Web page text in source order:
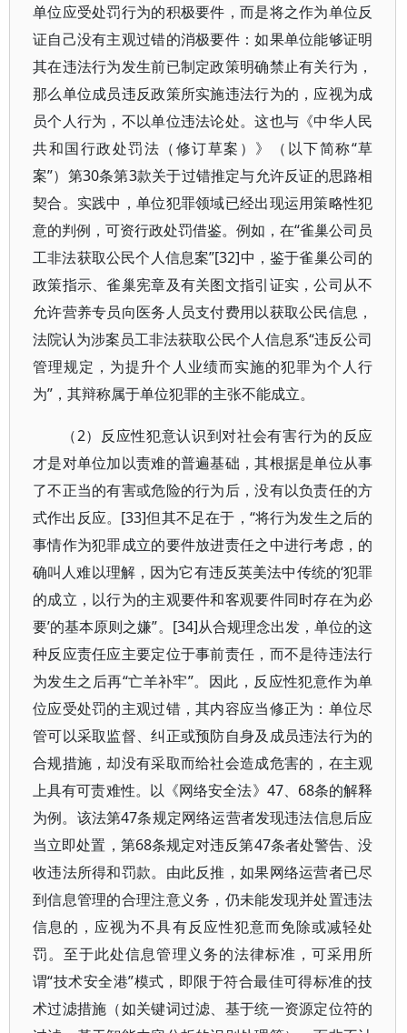
单位应受处罚行为的积极要件，而是将之作为单位反
证自己没有主观过错的消极要件：如果单位能够证明
其在违法行为发生前已制定政策明确禁止有关行为，
那么单位成员违反政策所实施违法行为的，应视为成
员个人行为，不以单位违法论处。这也与《中华人民
共和国行政处罚法（修订草案）》（以下简称“草
案”）第30条第3款关于过错推定与允许反证的思路相
契合。实践中，单位犯罪领域已经出现运用策略性犯
意的判例，可资行政处罚借鉴。例如，在“雀巢公司员
工非法获取公民个人信息案”[32]中，鉴于雀巢公司的
政策指示、雀巢宪章及有关图文指引证实，公司从不
允许营养专员向医务人员支付费用以获取公民信息，
法院认为涉案员工非法获取公民个人信息系“违反公司
管理规定，为提升个人业绩而实施的犯罪为个人行
为”，其辩称属于单位犯罪的主张不能成立。
（2）反应性犯意认识到对社会有害行为的反应
才是对单位加以责难的普遍基础，其根据是单位从事
了不正当的有害或危险的行为后，没有以负责任的方
式作出反应。[33]但其不足在于，“将行为发生之后的
事情作为犯罪成立的要件放进责任之中进行考虑，的
确叫人难以理解，因为它有违反英美法中传统的‘犯罪
的成立，以行为的主观要件和客观要件同时存在为必
要’的基本原则之嫌”。[34]从合规理念出发，单位的这
种反应责任应主要定位于事前责任，而不是待违法行
为发生之后再“亡羊补牢”。因此，反应性犯意作为单
位应受处罚的主观过错，其内容应当修正为：单位尽
管可以采取监督、纠正或预防自身及成员违法行为的
合规措施，却没有采取而给社会造成危害的，在主观
上具有可责难性。以《网络安全法》47、68条的解释
为例。该法第47条规定网络运营者发现违法信息后应
当立即处置，第68条规定对违反第47条者处警告、没
收违法所得和罚款。由此反推，如果网络运营者已尽
到信息管理的合理注意义务，仍未能发现并处置违法
信息的，应视为不具有反应性犯意而免除或减轻处
罚。至于此处信息管理义务的法律标准，可采用所
谓“技术安全港”模式，即限于符合最佳可得标准的技
术过滤措施（如关键词过滤、基于统一资源定位符的